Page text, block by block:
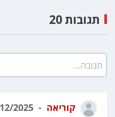
תגובה...
קוריאה